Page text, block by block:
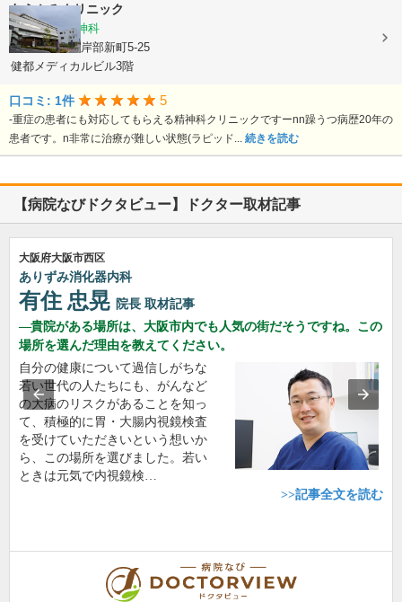
むらかみクリニック
心療内科, 精神科
大阪府吹田市岸部新町5-25
健都メディカルビル3階
口コミ: 1件 5
-重症の患者にも対応してもらえる精神科クリニックですーnn躁うつ病歴20年の
患者です。n非常に治療が難しい状態(ラピッド... 続きを読む
【病院なびドクタビュー】ドクター取材記事
大阪府大阪市西区
ありずみ消化器内科
有住 忠晃 院長 取材記事
貴院がある場所は、大阪市内でも人気の街だそうですね。この
場所を選んだ理由を教えてください。
自分の健康について過信しがちな
若い世代の人たちにも、がんなど
の大病のリスクがあることを知っ
て、積極的に胃・大腸内視鏡検査
を受けていただきいという想いか
ら、この場所を選びました。若い
ときは元気で内視鏡検…
>>記事全文を読む